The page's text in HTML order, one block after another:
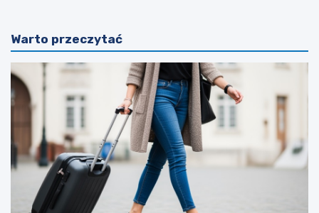
Warto przeczytać